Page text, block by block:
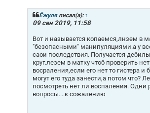
Ёжуляписал(а): ↑
09 сен 2019, 11:58
Вот и называется копаемся,лнзем в
"безопасными" манипуляциями.а у
саои последствия. Получается
круг.лезем в матку чтоб проверить
восраления,если его нет то гистера и
могут его туда занести,а потом что?
посмотреть нет ли воспаления. Одни
вопросы....к сожалению